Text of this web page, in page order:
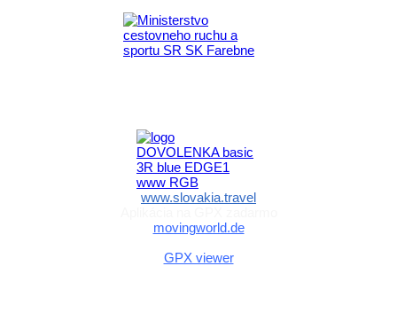
www.slovakia.travel
movingworld.de
GPX viewer